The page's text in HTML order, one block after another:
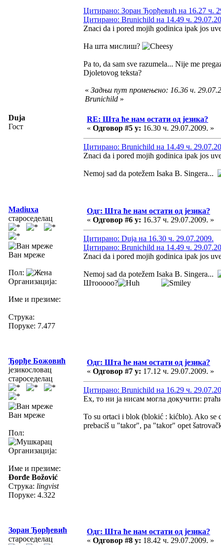
Цитирано: Зоран Ђорђевић на 16.27 ч.
Цитирано: Brunichild на 14.49 ч.
Znaci da i pored mojih godinica ipak jos
На шта мислиш?
Pa to, da sam sve razumela... Nije me
Djoletovog teksta?
« Задњи пут промењено: 16.36 ч.
Brunichild »
Duja
Гост
RE: Шта ће нам остати од језика?
« Одговор #5 у: 16.30 ч. 29.07.2009. »
Цитирано: Brunichild на 14.49 ч.
Znaci da i pored mojih godinica ipak jos
Nemoj sad da potežem Isaka B. Singera...
Madiuxa
староседелац
Ван мреже
Пол:
Организација:
Име и презиме:
Струка:
Поруке: 7.477
Одг: Шта ће нам остати од језика?
« Одговор #6 у: 16.37 ч. 29.07.2009. »
Цитирано: Duja на 16.30 ч. 29.07.2009.
Цитирано: Brunichild на 14.49 ч.
Znaci da i pored mojih godinica ipak jos
Nemoj sad da potežem Isaka B. Singera...
Штооооо?
Ђорђе Божовић
језикословац
староседелац
Ван мреже
Пол:
Организација:
Име и презиме:
Đorđe Božović
Струка: lingvist
Поруке: 4.322
Одг: Шта ће нам остати од језика?
« Одговор #7 у: 17.12 ч. 29.07.2009. »
Цитирано: Brunichild на 16.29 ч.
Ех, то ни ја нисам могла докучити:
To su ortaci i blok (blokić : kićblo). Ako se
prebaciš u "takor", pa "takor" opet
Зоран Ђорђевић
староседелац
Одг: Шта ће нам остати од језика?
« Одговор #8 у: 18.42 ч. 29.07.2009. »